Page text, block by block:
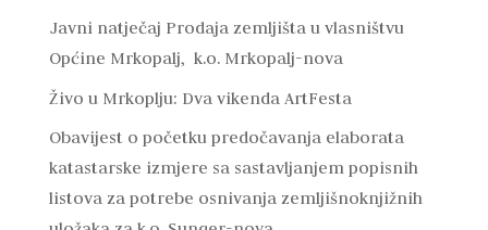
Javni natječaj Prodaja zemljišta u vlasništvu
Općine Mrkopalj, k.o. Mrkopalj-nova
Živo u Mrkoplju: Dva vikenda ArtFesta
Obavijest o početku predočavanja elaborata
katastarske izmjere sa sastavljanjem popisnih
listova za potrebe osnivanja zemljišnoknjižnih